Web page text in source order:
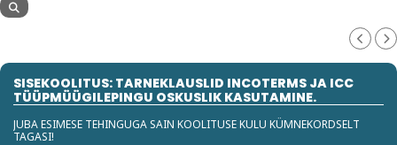
SISEKOOLITUS: TARNEKLAUSLID INCOTERMS JA ICC
TÜÜPMÜÜGILEPINGU OSKUSLIK KASUTAMINE.
JUBA ESIMESE TEHINGUGA SAIN KOOLITUSE KULU KÜMNEKORDSELT
TAGASI!